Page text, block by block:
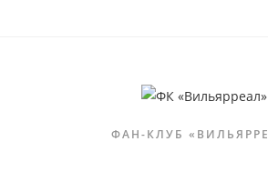
ФАН-КЛУБ